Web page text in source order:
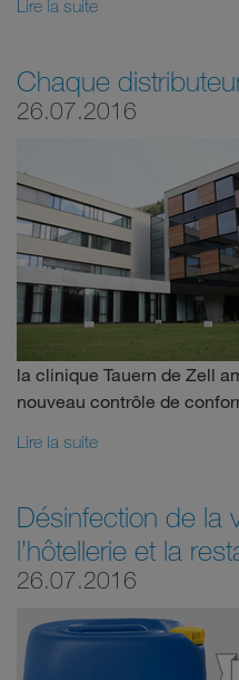
Lire la suite
Chaque
26.07.2016
la clinique Tauern de Zell
nouveau contrôle de
Lire la suite
Désinfection de la
l’hôtellerie et la
26.07.2016